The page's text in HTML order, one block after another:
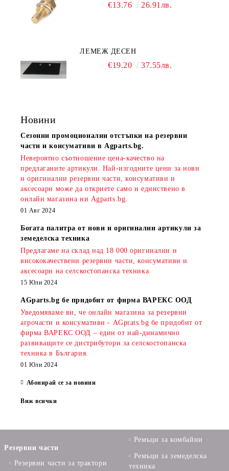
€13.76 26.91лв.
ЛЕМЕЖ ДЕСЕН
€19.20 37.55лв.
Новини
Сезонни промоционални отстъпки на резервни
части и консумативи в Agparts.bg.
Невероятно съотношение цена-качество на
предлаганите артикули. Най-изгодните цени за нови
и оригинални резервни части, консумативи и
аксесоари може да откриете само и единствено в
онлайн магазина ни Agparts.bg.
01 Авг 2024
Богата палитра от нови и оригинални артикули за
земеделска техника
Предлагаме на склад над 18 000 оригинални и
висококачествени резервни части, консумативи и
аксесоари на селскостопанска техника.
15 Юли 2024
AGparts.bg бе придобит от фирма ВАРЕКС ООД
Уведомяваме ви, че онлайн магазина за резервни
агрочасти и консумативи - AGprats.bg бе придобит от
фирма ВАРЕКС ООД – един от най-динамично
развиващите се дистрибутори за селскостопанска
техника в България.
01 Юли 2024
Абонирай се за новини
Виж всички
Резервни части
Резервни части за трактори
Ремъци за комбайни
Ремъци за земеделска
техника